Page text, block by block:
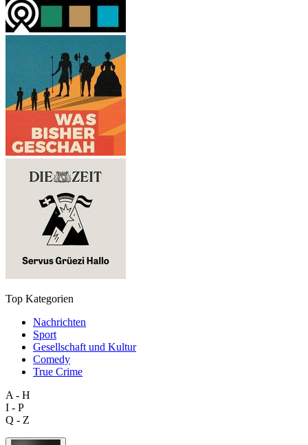
Top Kategorien
Nachrichten
Sport
Gesellschaft und Kultur
Comedy
True Crime
A - H
I - P
Q - Z